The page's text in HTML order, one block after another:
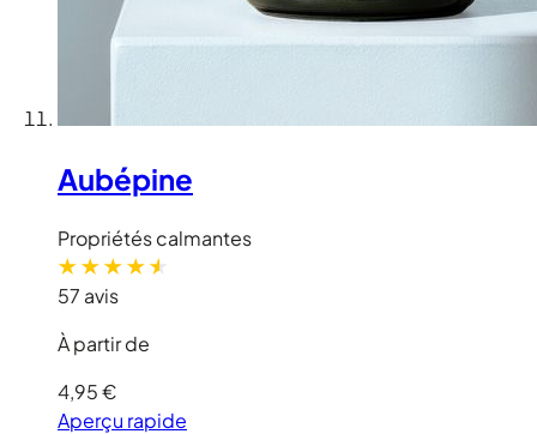
Aubépine
Propriétés calmantes
57 avis
À partir de
4,95 €
Aperçu rapide